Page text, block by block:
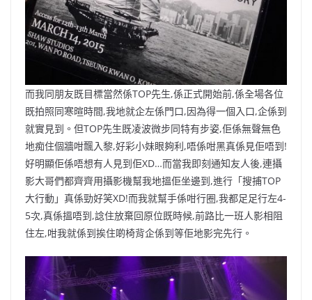
而我同朋友既目標當然係TOP先生,係正式開始前,係全場各位
既拍照同寒暄時間,我地就企左係門口,因為得一個入口,企係到
就實見到。但TOP先生既凌波微步同特有步姿,佢係無聲無色
地痴住個牆咁飄入黎,好彩小妹眼夠利,唔係咁黑真係見佢唔到!
好明顯佢係唔想有人見到佢XD…而當我即刻通知友人後,連攝
影大哥們都齊齊用攝影機幫我地搵佢坐邊到,進行「搜捕TOP
大行動」真係勁好笑XD!而我就幫手係咁行圈,我都足足行左4-
5次,真係搵唔到,諗住放棄回原位既時候,前路比一班人影相阻
住左,咁我就係到挨住啲椅背企係到等佢地影完先行。